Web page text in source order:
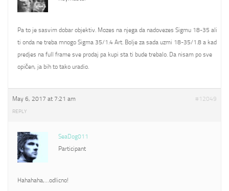
Pa to je sasvim dobar objektiv. Mozes na njega da nadovezes Sigmu 18-35 ali
ti onda ne treba mnogo Sigma 35/1.4 Art. Bolje za sada uzmi 18-35/1.8 a kad
predjes na full frame sve prodaj pa kupi sta ti bude trebalo. Da nisam po sve
opičen, ja bih to tako uradio.
May 6, 2017 at 7:21 am #12049
REPLY
SeaDog011
Participant
Hahahaha,…odlicno!